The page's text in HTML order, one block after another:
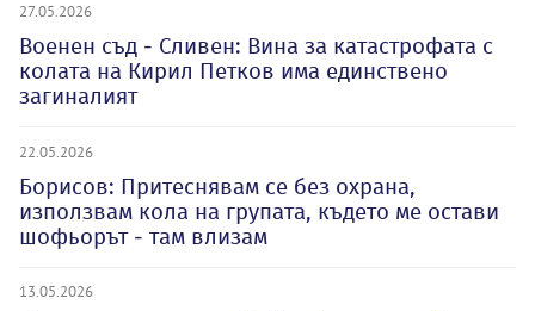
27.05.2026
Военен съд - Сливен: Вина за катастрофата с
колата на Кирил Петков има единствено
загиналият
22.05.2026
Борисов: Притеснявам се без охрана,
използвам кола на групата, където ме остави
шофьорът - там влизам
13.05.2026